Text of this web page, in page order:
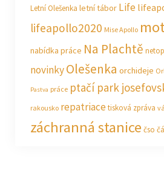
Letní Olešenka letní tábor Life
lifeapollo2020 Mise Apollo
nabídka práce Na Plachtě
novinkyOlešenka orchideje
Pastva práce ptačí park
rakousko repatriacetisková zpráva
záchranná stanice čso